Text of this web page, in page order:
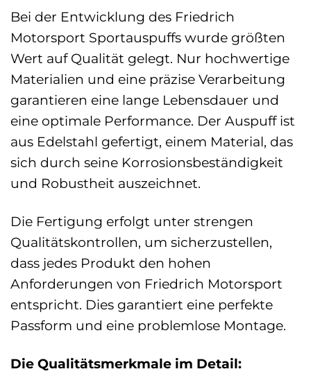
Bei der Entwicklung des Friedrich
Motorsport Sportauspuffs wurde größten
Wert auf Qualität gelegt. Nur hochwertige
Materialien und eine präzise Verarbeitung
garantieren eine lange Lebensdauer und
eine optimale Performance. Der Auspuff ist
aus Edelstahl gefertigt, einem Material, das
sich durch seine Korrosionsbeständigkeit
und Robustheit auszeichnet.
Die Fertigung erfolgt unter strengen
Qualitätskontrollen, um sicherzustellen,
dass jedes Produkt den hohen
Anforderungen von Friedrich Motorsport
entspricht. Dies garantiert eine perfekte
Passform und eine problemlose Montage.
Die Qualitätsmerkmale im Detail: